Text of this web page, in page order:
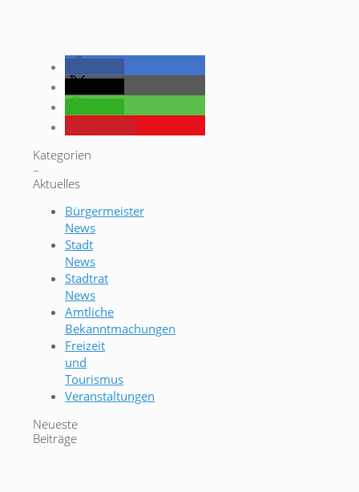
Kategorien
–
Aktuelles
Bürgermeister
News
Stadt
News
Stadtrat
News
Amtliche
Bekanntmachungen
Freizeit
und
Tourismus
Veranstaltungen
Neueste
Beiträge